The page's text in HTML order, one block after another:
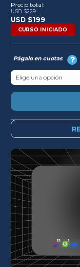
Precio total:
USD $229
Original
price
was:
USD
$229.
USD $199
price
is:
USD
$199.
CURSO INICIADO
Págalo en cuotas